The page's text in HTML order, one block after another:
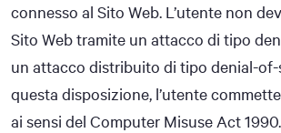
connesso al Sito Web. L’utente non
Sito Web tramite un attacco di tipo
un attacco distribuito di tipo denial-
questa disposizione, l’utente
ai sensi del Computer Misuse Act